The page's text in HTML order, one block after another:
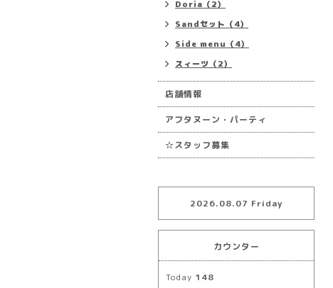
Doria（2）
Sandセット（4）
Side menu（4）
スィーツ（2）
店舗情報
アフタヌーン・パーティ
☆スタッフ募集
2026.08.07 Friday
カウンター
Today 148